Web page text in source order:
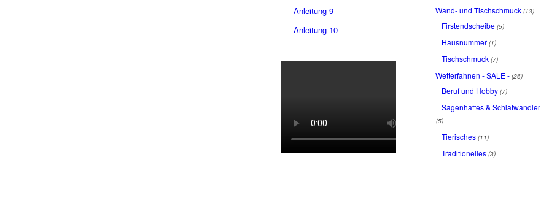
Anleitung 9
Anleitung 10
Wand- und Tischschmuck (13)
Firstendscheibe (5)
Hausnummer (1)
Tischschmuck (7)
Wetterfahnen - SALE - (26)
Beruf und Hobby (7)
Sagenhaftes & Schlafwandler
(5)
Tierisches (11)
Traditionelles (3)